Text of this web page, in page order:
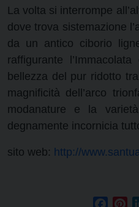
La volta si interrompe
dove trova sistemazione
da un antico ciborio
raffigurante
bellezza del pur ridotto
magnificità dell’arco
modanature e la
degnamente incornicia
sito web: http://